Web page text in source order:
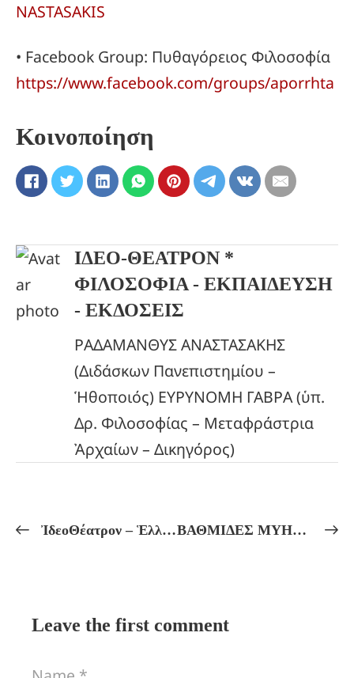
NASTASAKIS
• Facebook Group: Πυθαγόρειος Φιλοσοφία
https://www.facebook.com/groups/aporrhta
Κοινοποίηση
ΙΔΕΟ-ΘΕΑΤΡΟΝ *
ΦΙΛΟΣΟΦΙΑ - ΕΚΠΑΙΔΕΥΣΗ
- ΕΚΔΟΣΕΙΣ
ΡΑΔΑΜΑΝΘΥΣ ΑΝΑΣΤΑΣΑΚΗΣ
(Διδάσκων Πανεπιστημίου –
Ἡθοποιός) ΕΥΡΥΝΟΜΗ ΓΑΒΡΑ (ὑπ.
Δρ. Φιλοσοφίας – Μεταφράστρια
Ἀρχαίων – Δικηγόρος)
ἸδεοΘέατρον – Ἑλληνικόν Πνεῦμα Πρόγραμμα Μαθημάτων ἀπό 09/06 ἔως 14/06 ΒΑΘΜΙΔΕΣ ΜΥΗΣΕΩΣ ΣΤΑ ΠΥΘΑΓΟΡΕΙΑ ΜΥΣΤΗΡΙΑ: ΚΑΘΑΡΜΟΣ – ΘΕΑΣΗ – ΑΡΜΟΝΙΑ – ΤΕΛΕΙΩΣΗ!Πρακτικά Μαθήματα Πυθαγορείου Φιλοσοφίας, Αὐτογνωσίας καί Μυητικῆς Ἀγωγῆς.
Leave the first comment